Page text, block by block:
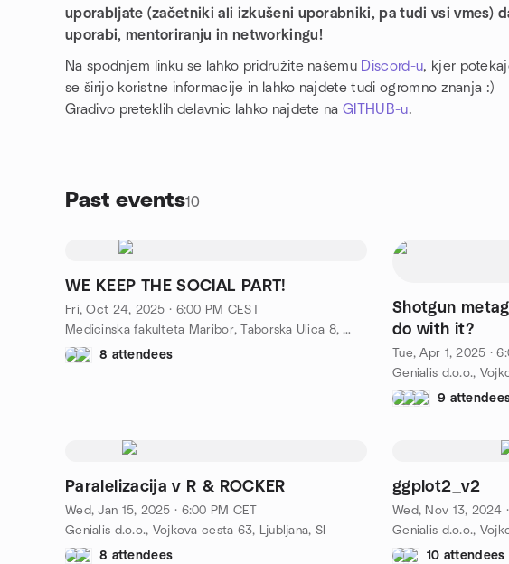
uporabljate (začetniki ali izkušeni uporabniki, pa tudi vsi vmes)
uporabi, mentoriranju in networkingu!
Na spodnjem linku se lahko pridružite našemu Discord-u, kjer
se širijo koristne informacije in lahko najdete tudi ogromno znanja :)
Gradivo preteklih delavnic lahko najdete naGITHUB-u.
Past events10
WE KEEP THE SOCIAL PART!
Fri, Oct 24, 2025 · 6:00 PM CEST
Medicinska fakulteta Maribor, Taborska Ulica 8, Upravna enota Maribor, SI
8 attendees
Shotgun
do with it?
Tue, Apr 1, 2025 ·
Genialis d.o.o.,
9
Paralelizacija v R & ROCKER
Wed, Jan 15, 2025 · 6:00 PM CET
Genialis d.o.o., Vojkova cesta 63, Ljubljana, SI
8 attendees
ggplot2_v2
Wed, Nov 13, 2024
Genialis d.o.o.,
10 attendees